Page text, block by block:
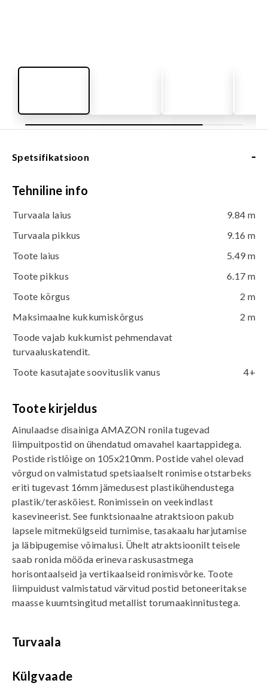
Spetsifikatsioon -
Tehniline info
Turvaala laius
9.84 m
Turvaala pikkus
9.16 m
Toote laius
5.49 m
Toote pikkus
6.17 m
Toote kõrgus
2 m
Maksimaalne kukkumiskõrgus
2 m
Toode vajab kukkumist pehmendavat
turvaaluskatendit.
Toote kasutajate soovituslik vanus
4+
Toote kirjeldus
Ainulaadse disainiga AMAZON ronila tugevad
liimpuitpostid on ühendatud omavahel kaartappidega.
Postide ristlõige on 105x210mm. Postide vahel olevad
võrgud on valmistatud spetsiaalselt ronimise otstarbeks
eriti tugevast 16mm jämedusest plastikühendustega
plastik/terasköiest. Ronimissein on veekindlast
kasevineerist. See funktsionaalne atraktsioon pakub
lapsele mitmekülgseid turnimise, tasakaalu harjutamise
ja läbipugemise võimalusi. Ühelt atraktsioonilt teisele
saab ronida mööda erineva raskusastmega
horisontaalseid ja vertikaalseid ronimisvõrke. Toote
liimpuidust valmistatud värvitud postid betoneeritakse
maasse kuumtsingitud metallist torumaakinnitustega.
Turvaala
Külgvaade